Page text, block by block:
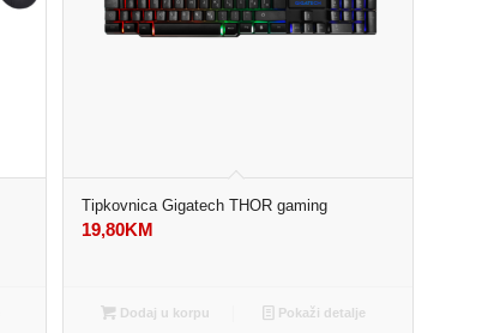
Tipkovnica Gigatech THOR gaming
19,80KM
Dodaj u korpu Pokaži detalje